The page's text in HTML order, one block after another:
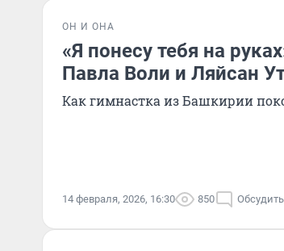
ОН И ОНА
«Я понесу тебя на
Павла Воли и Ляйсан
Как гимнастка из Башкирии
14 февраля, 2026, 16:30 850 Обсудить